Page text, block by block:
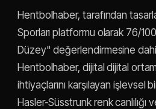
Hentbolhaber, tarafından
Sporları platformu olarak 76/
Düzey" değerlendirmesine
Hentbolhaber, dijital dijital
ihtiyaçlarını karşılayan işlevsel
Hasler-Süsstrunk renk canlılığı